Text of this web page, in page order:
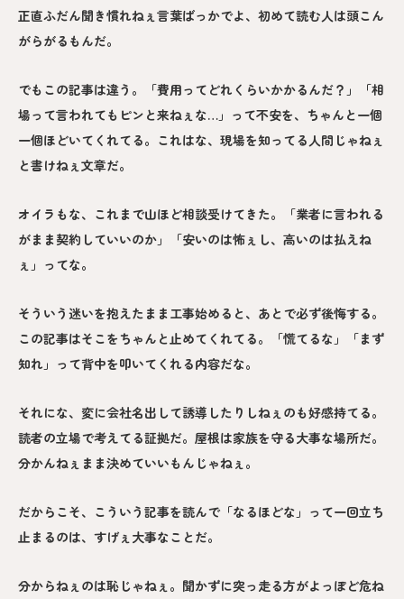
正直ふだん聞き慣れねぇ言葉ばっかでよ、初めて読む人は頭こん
がらがるもんだ。
でもこの記事は違う。「費用ってどれくらいかかるんだ？」「相
場って言われてもピンと来ねぇな…」って不安を、ちゃんと一個
一個ほどいてくれてる。これはな、現場を知ってる人間じゃねぇ
と書けねぇ文章だ。
オイラもな、これまで山ほど相談受けてきた。「業者に言われる
がまま契約していいのか」「安いのは怖ぇし、高いのは払えね
ぇ」ってな。
そういう迷いを抱えたまま工事始めると、あとで必ず後悔する。
この記事はそこをちゃんと止めてくれてる。「慌てるな」「まず
知れ」って背中を叩いてくれる内容だな。
それにな、変に会社名出して誘導したりしねぇのも好感持てる。
読者の立場で考えてる証拠だ。屋根は家族を守る大事な場所だ。
分かんねぇまま決めていいもんじゃねぇ。
だからこそ、こういう記事を読んで「なるほどな」って一回立ち
止まるのは、すげぇ大事なことだ。
分からねぇのは恥じゃねぇ。聞かずに突っ走る方がよっぽど危ね